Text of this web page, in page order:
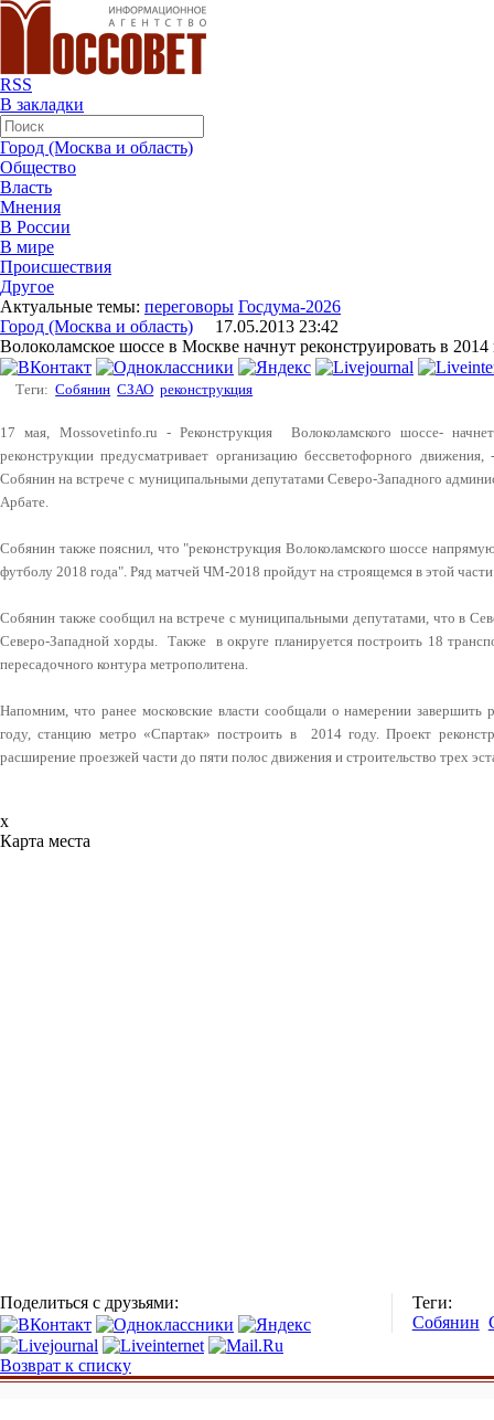
RSS
В закладки
Город (Москва и область)
Общество
Власть
Мнения
В России
В мире
Происшествия
Другое
Актуальные темы: переговоры Госдума-2026
Город (Москва и область) 17.05.2013 23:42
Волоколамское шоссе в Москве начнут реконструировать в
Теги: Собянин СЗАО реконструкция
17 мая, Mossovetinfo.ru - Реконструкция Волоколамского шоссе-
реконструкции предусматривает организацию бессветофорного
Собянин на встрече с муниципальными депутатами Северо-Западного
Арбате.
Собянин также пояснил, что "реконструкция Волоколамского шоссе
футболу 2018 года". Ряд матчей ЧМ-2018 пройдут на строящемся в этой
Собянин также сообщил на встрече с муниципальными депутатами, что в
Северо-Западной хорды. Также в округе планируется построить 18
пересадочного контура метрополитена.
Напомним, что ранее московские власти сообщали о намерении завершить
году, станцию метро «Спартак» построить в 2014 году. Проект
расширение проезжей части до пяти полос движения и строительство трех
x
Карта места
Поделиться с друзьями:
Теги:
Собянин
Возврат к списку